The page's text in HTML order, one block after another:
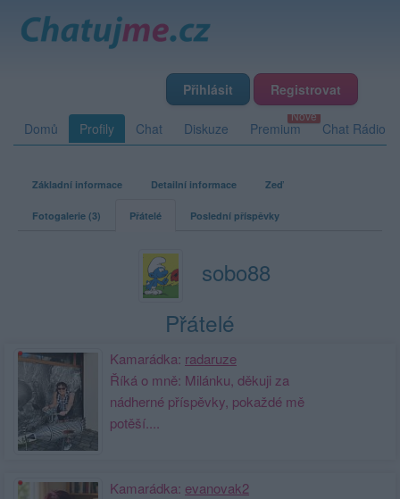
Přihlásit Registrovat
Domů Profily Chat Diskuze Premium Chat Rádio
Základní informace Detailní informace Zeď
Fotogalerie (3) Přátelé Poslední příspěvky
sobo88
Přátelé
Kamarádka: radaruze
Říká o mně: Milánku, děkuji za
nádherné příspěvky, pokaždé mě
potěší....
Kamarádka: evanovak2